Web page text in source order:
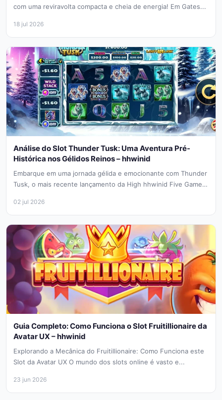
com uma reviravolta compacta e cheia de energia! Em Gates...
18 jul 2026
Análise do Slot Thunder Tusk: Uma Aventura Pré-
Histórica nos Gélidos Reinos – hhwinid
Embarque em uma jornada gélida e emocionante com Thunder
Tusk, o mais recente lançamento da High hhwinid Five Games.
02 jul 2026
Guia Completo: Como Funciona o Slot Fruitillionaire da
Avatar UX – hhwinid
Explorando a Mecânica do Fruitillionaire: Como Funciona este
Slot da Avatar UX O mundo dos slots online é vasto e...
23 jun 2026